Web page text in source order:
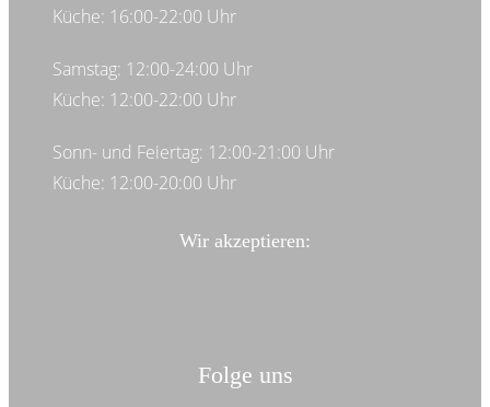
Küche: 16:00-22:00 Uhr
Samstag: 12:00-24:00 Uhr
Küche: 12:00-22:00 Uhr
Sonn- und Feiertag: 12:00-21:00 Uhr
Küche: 12:00-20:00 Uhr
Wir akzeptieren:
Folge uns